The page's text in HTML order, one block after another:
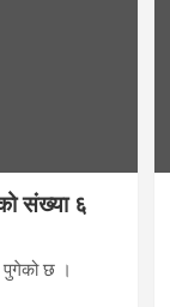
संख्या ६
पुगेको छ ।